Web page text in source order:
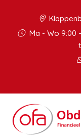
Ma - Wo 9:00